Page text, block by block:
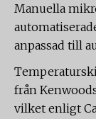
Manuella
anpassad till
från
vilket enligt